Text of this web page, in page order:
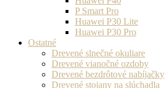
P Smart Pro
Huawei P30 Lite
Huawei P30 Pro
Ostatné
Drevené slnečné okuliare
Drevené vianočné ozdoby
Drevené bezdrôtové nabíjačky
Drevené stojany na slúchadla